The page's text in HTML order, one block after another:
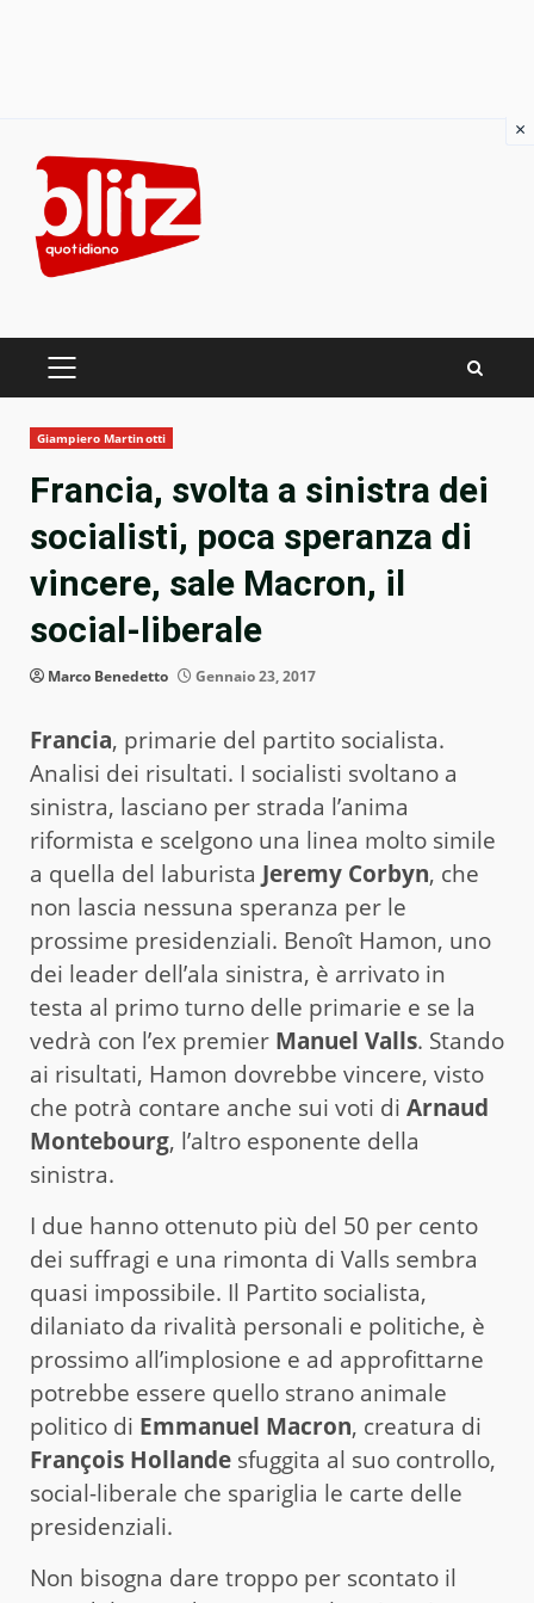
content
PRIMARY
Giampiero Martinotti
Francia, svolta a sinistra dei
socialisti, poca speranza di
vincere, sale Macron, il
social-liberale
Marco Benedetto Gennaio 23, 2017
Francia, primarie del partito socialista.
Analisi dei risultati. I socialisti svoltano a
sinistra, lasciano per strada l’anima
riformista e scelgono una linea molto simile
a quella del laburista Jeremy Corbyn, che
non lascia nessuna speranza per le
prossime presidenziali. Benoît Hamon, uno
dei leader dell’ala sinistra, è arrivato in
testa al primo turno delle primarie e se la
vedrà con l’ex premier Manuel Valls. Stando
ai risultati, Hamon dovrebbe vincere, visto
che potrà contare anche sui voti di Arnaud
Montebourg, l’altro esponente della
sinistra.
I due hanno ottenuto più del 50 per cento
dei suffragi e una rimonta di Valls sembra
quasi impossibile. Il Partito socialista,
dilaniato da rivalità personali e politiche, è
prossimo all’implosione e ad approfittarne
potrebbe essere quello strano animale
politico di Emmanuel Macron, creatura di
François Hollande sfuggita al suo controllo,
social-liberale che spariglia le carte delle
presidenziali.
Non bisogna dare troppo per scontato il
×